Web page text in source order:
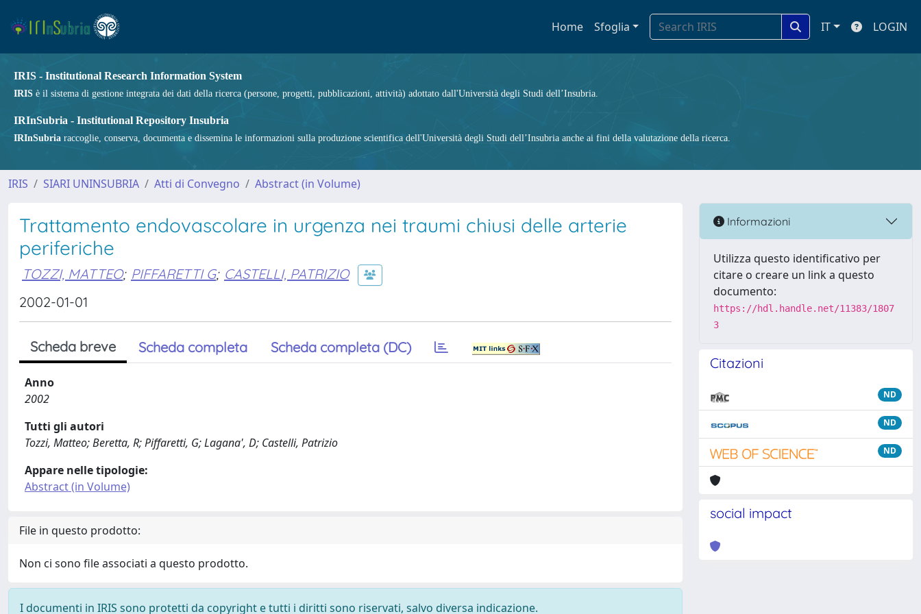
Home Sfoglia IT LOGIN
IRIS - Institutional Research Information System
IRIS è il sistema di gestione integrata dei dati della ricerca (persone, progetti, pubblicazioni, attività) adottato dall'Università degli Studi dell’Insubria.
IRInSubria - Institutional Repository Insubria
IRInSubria raccoglie, conserva, documenta e dissemina le informazioni sulla produzione scientifica dell'Università degli Studi dell’Insubria anche ai fini della valutazione della ricerca.
IRIS SIARI UNINSUBRIA Atti di Convegno Abstract (in Volume)
Trattamento endovascolare in urgenza nei traumi chiusi delle arterie
periferiche
TOZZI, MATTEO; PIFFARETTI G; CASTELLI, PATRIZIO
2002-01-01
Scheda breve Scheda completa Scheda completa (DC)
Anno
2002
Tutti gli autori
Tozzi, Matteo; Beretta, R; Piffaretti, G; Lagana', D; Castelli, Patrizio
Appare nelle tipologie:
Abstract (in Volume)
File in questo prodotto:
Non ci sono file associati a questo prodotto.
I documenti in IRIS sono protetti da copyright e tutti i diritti sono riservati, salvo diversa indicazione.
Informazioni
Utilizza questo identificativo per
citare o creare un link a questo
documento:
https://hdl.handle.net/11383/1807
3
Citazioni
ND
ND
ND
social impact